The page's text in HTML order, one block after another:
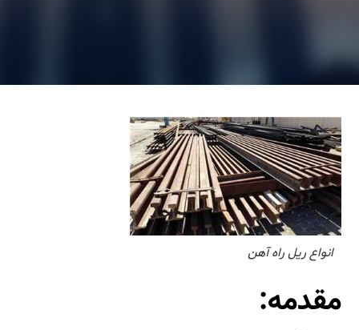
انواع ریل راه آهن
مقدمه: